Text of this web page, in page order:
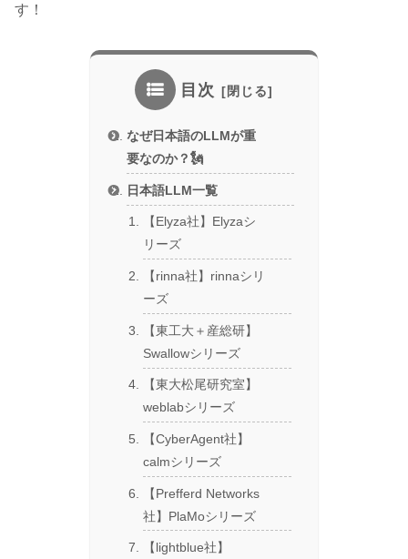
す！
目次
なぜ日本語のLLMが重
要なのか？🗽
日本語LLM一覧
【Elyza社】Elyzaシ
リーズ
【rinna社】rinnaシリ
ーズ
【東工大＋産総研】
Swallowシリーズ
【東大松尾研究室】
weblabシリーズ
【CyberAgent社】
calmシリーズ
【Prefferd Networks
社】PlaMoシリーズ
【lightblue社】